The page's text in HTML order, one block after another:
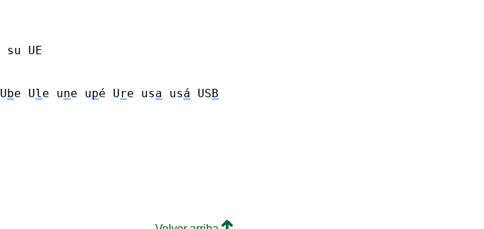
su UE
Ube Ule une upé Ure usa usá USB